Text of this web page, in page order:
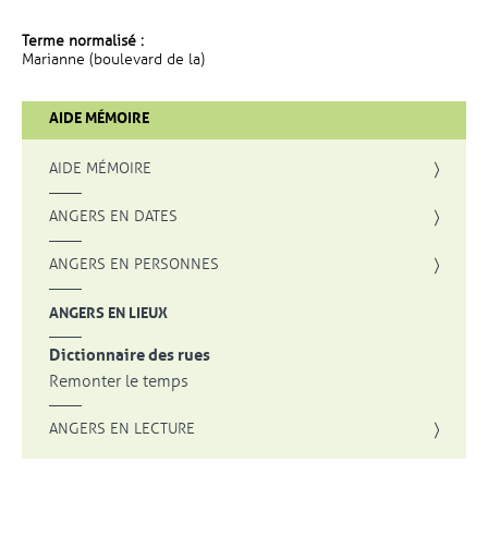
Terme normalisé :
Marianne (boulevard de la)
AIDE MÉMOIRE
AIDE MÉMOIRE
ANGERS EN DATES
ANGERS EN PERSONNES
ANGERS EN LIEUX
Dictionnaire des rues
Remonter le temps
ANGERS EN LECTURE